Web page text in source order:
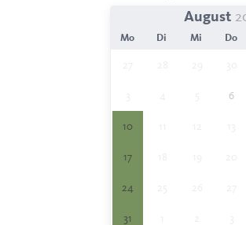
August
Mo Di Mi Do
6
10
17
24
31